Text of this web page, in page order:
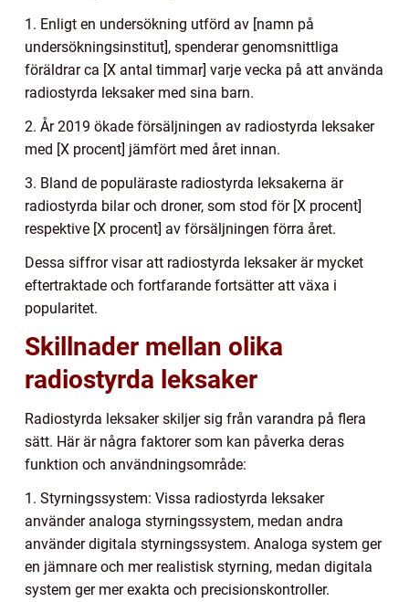
1. Enligt en undersökning utförd av [namn på
undersökningsinstitut], spenderar genomsnittliga
föräldrar ca [X antal timmar] varje vecka på att använda
radiostyrda leksaker med sina barn.
2. År 2019 ökade försäljningen av radiostyrda leksaker
med [X procent] jämfört med året innan.
3. Bland de populäraste radiostyrda leksakerna är
radiostyrda bilar och droner, som stod för [X procent]
respektive [X procent] av försäljningen förra året.
Dessa siffror visar att radiostyrda leksaker är mycket
eftertraktade och fortfarande fortsätter att växa i
popularitet.
Skillnader mellan olika
radiostyrda leksaker
Radiostyrda leksaker skiljer sig från varandra på flera
sätt. Här är några faktorer som kan påverka deras
funktion och användningsområde:
1. Styrningssystem: Vissa radiostyrda leksaker
använder analoga styrningssystem, medan andra
använder digitala styrningssystem. Analoga system ger
en jämnare och mer realistisk styrning, medan digitala
system ger mer exakta och precisionskontroller.